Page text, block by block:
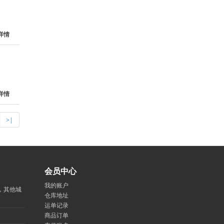
情
情
>|
其他城
会员中心
我的账户
仓库地址
运单记录
商品订单